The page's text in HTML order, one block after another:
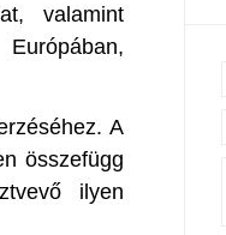
valamint
A
összefügg
ilyen